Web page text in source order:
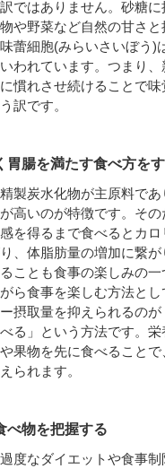
ではありません。砂糖に
や野菜など自然の甘さと
蕾細胞(みらいさいぼう)
われています。つまり、
慣れさせ続けることで味
訳です。
胃腸を満たす食べ方を
製炭水化物が主原料であ
高いのが特徴です。その
を得るまで食べるとカロ
、体脂肪量の増加に繋が
ことも食事の楽しみの一
ら食事を楽しむ方法とし
摂取量を抑えられるのが
る」という方法です。栄
果物を先に食べることで
られます。
べ物を把握する
度なダイエットや食事制